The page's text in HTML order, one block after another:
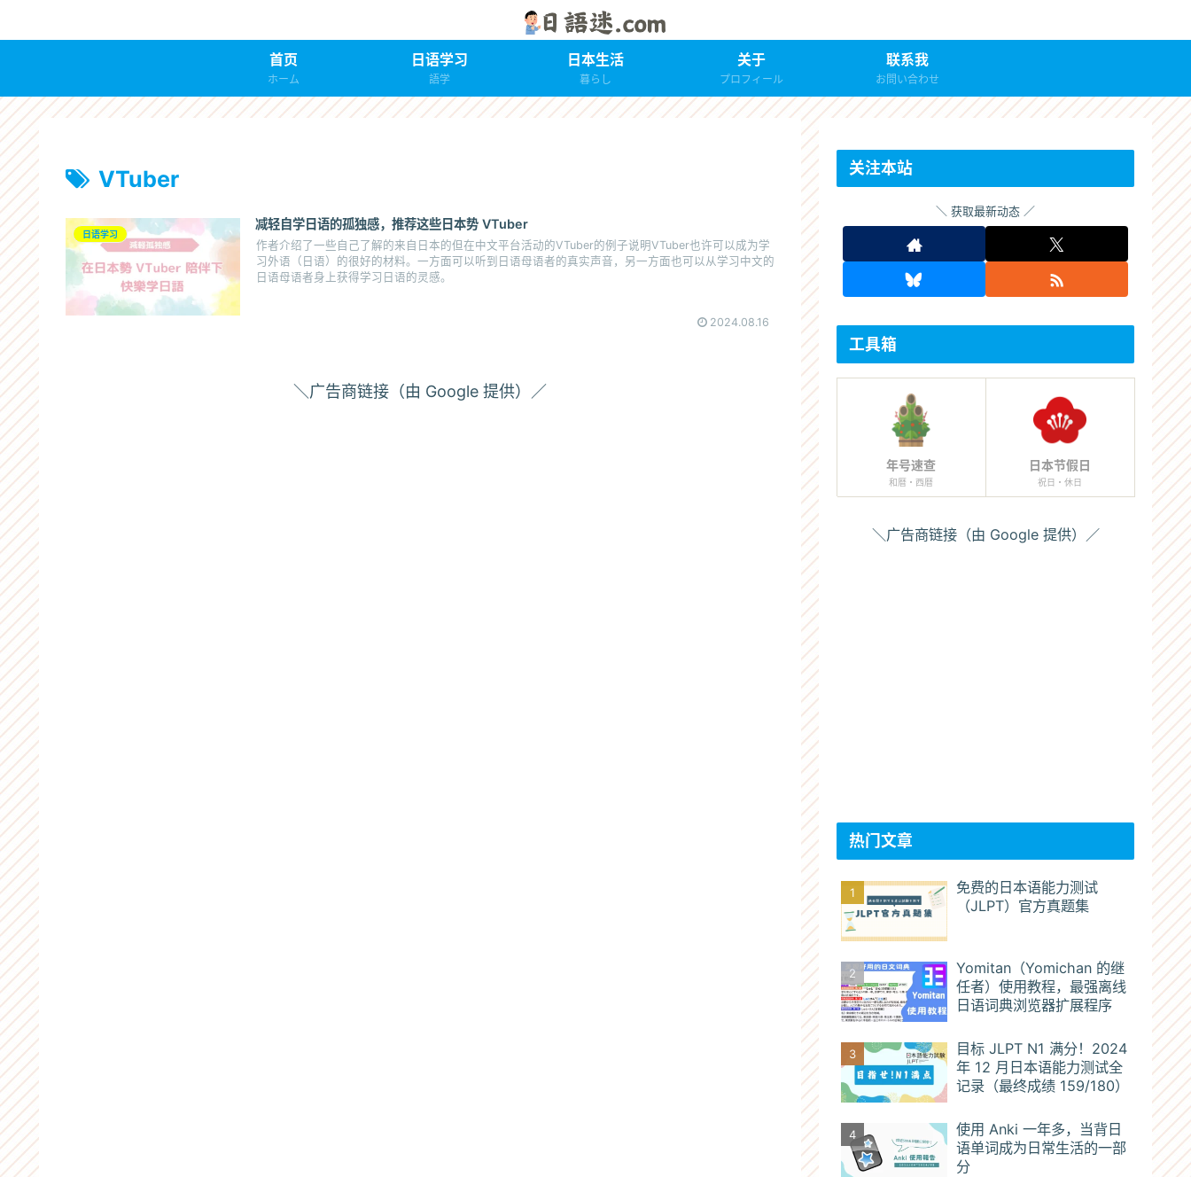
首页
ホーム
日语学习
語学
日本生活
暮らし
关于
プロフィール
联系我
お問い合わせ
VTuber
日语学习
减轻自学日语的孤独感，推荐这些日本势 VTuber
作者介绍了一些自己了解的来自日本的但在中文平台活动的VTuber的例子说明VTuber也许可以成为学
习外语（日语）的很好的材料。一方面可以听到日语母语者的真实声音，另一方面也可以从学习中文的
日语母语者身上获得学习日语的灵感。
2024.08.16
＼广告商链接（由 Google 提供）／
关注本站
获取最新动态
工具箱
年号速查
和暦・西暦
日本节假日
祝日・休日
＼广告商链接（由 Google 提供）／
热门文章
免费的日本语能力测试
（JLPT）官方真题集
Yomitan（Yomichan 的继
任者）使用教程，最强离线
日语词典浏览器扩展程序
目标 JLPT N1 满分！2024
年 12 月日本语能力测试全
记录（最终成绩 159/180）
使用 Anki 一年多，当背日
语单词成为日常生活的一部
分